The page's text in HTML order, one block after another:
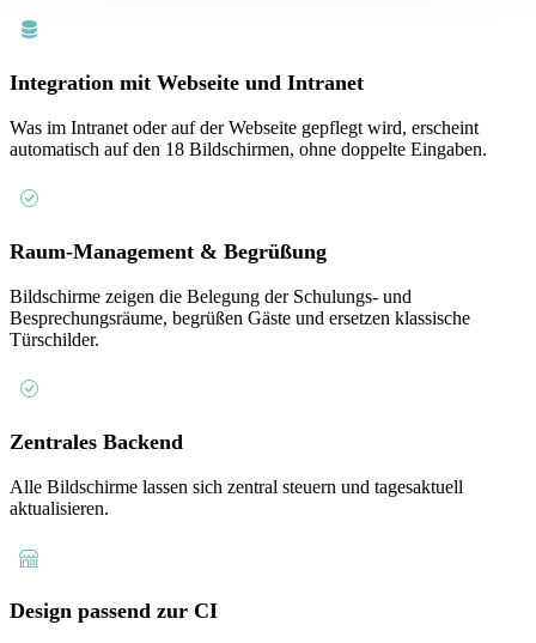
Integration mit Webseite und Intranet
Was im Intranet oder auf der Webseite gepflegt wird, erscheint
automatisch auf den 18 Bildschirmen, ohne doppelte Eingaben.
Raum-Management & Begrüßung
Bildschirme zeigen die Belegung der Schulungs- und
Besprechungsräume, begrüßen Gäste und ersetzen klassische
Türschilder.
Zentrales Backend
Alle Bildschirme lassen sich zentral steuern und tagesaktuell
aktualisieren.
Design passend zur CI